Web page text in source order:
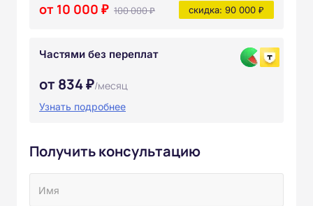
от 10 000 ₽ 100 000 ₽ скидка: 90 000 ₽
Частями без переплат
от 834 ₽/месяц
Узнать подробнее
Получить консультацию